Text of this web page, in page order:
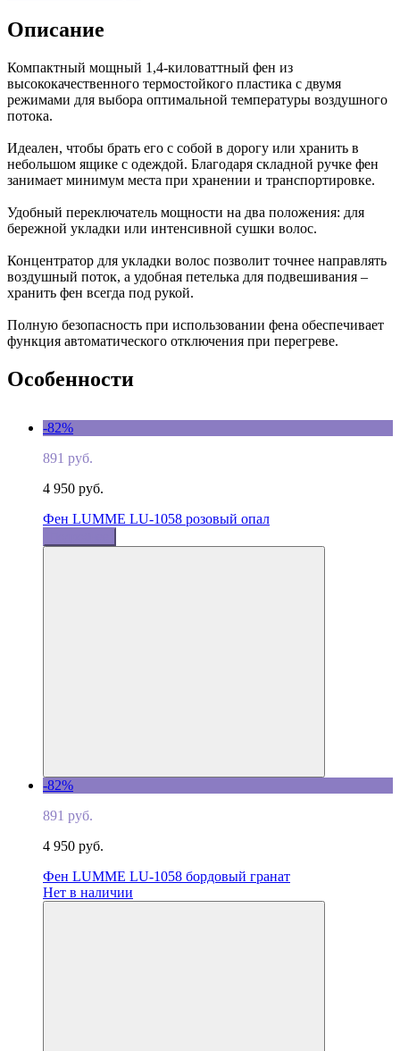
Описание
Компактный мощный 1,4-киловаттный фен из
высококачественного термостойкого пластика с двумя
режимами для выбора оптимальной температуры воздушного
потока.
Идеален, чтобы брать его с собой в дорогу или хранить в
небольшом ящике с одеждой. Благодаря складной ручке фен
занимает минимум места при хранении и транспортировке.
Удобный переключатель мощности на два положения: для
бережной укладки или интенсивной сушки волос.
Концентратор для укладки волос позволит точнее направлять
воздушный поток, а удобная петелька для подвешивания –
хранить фен всегда под рукой.
Полную безопасность при использовании фена обеспечивает
функция автоматического отключения при перегреве.
Особенности
-82%
891 руб.
4 950 руб.
Фен LUMME LU-1058 розовый опал
-82%
891 руб.
4 950 руб.
Фен LUMME LU-1058 бордовый гранат
Нет в наличии